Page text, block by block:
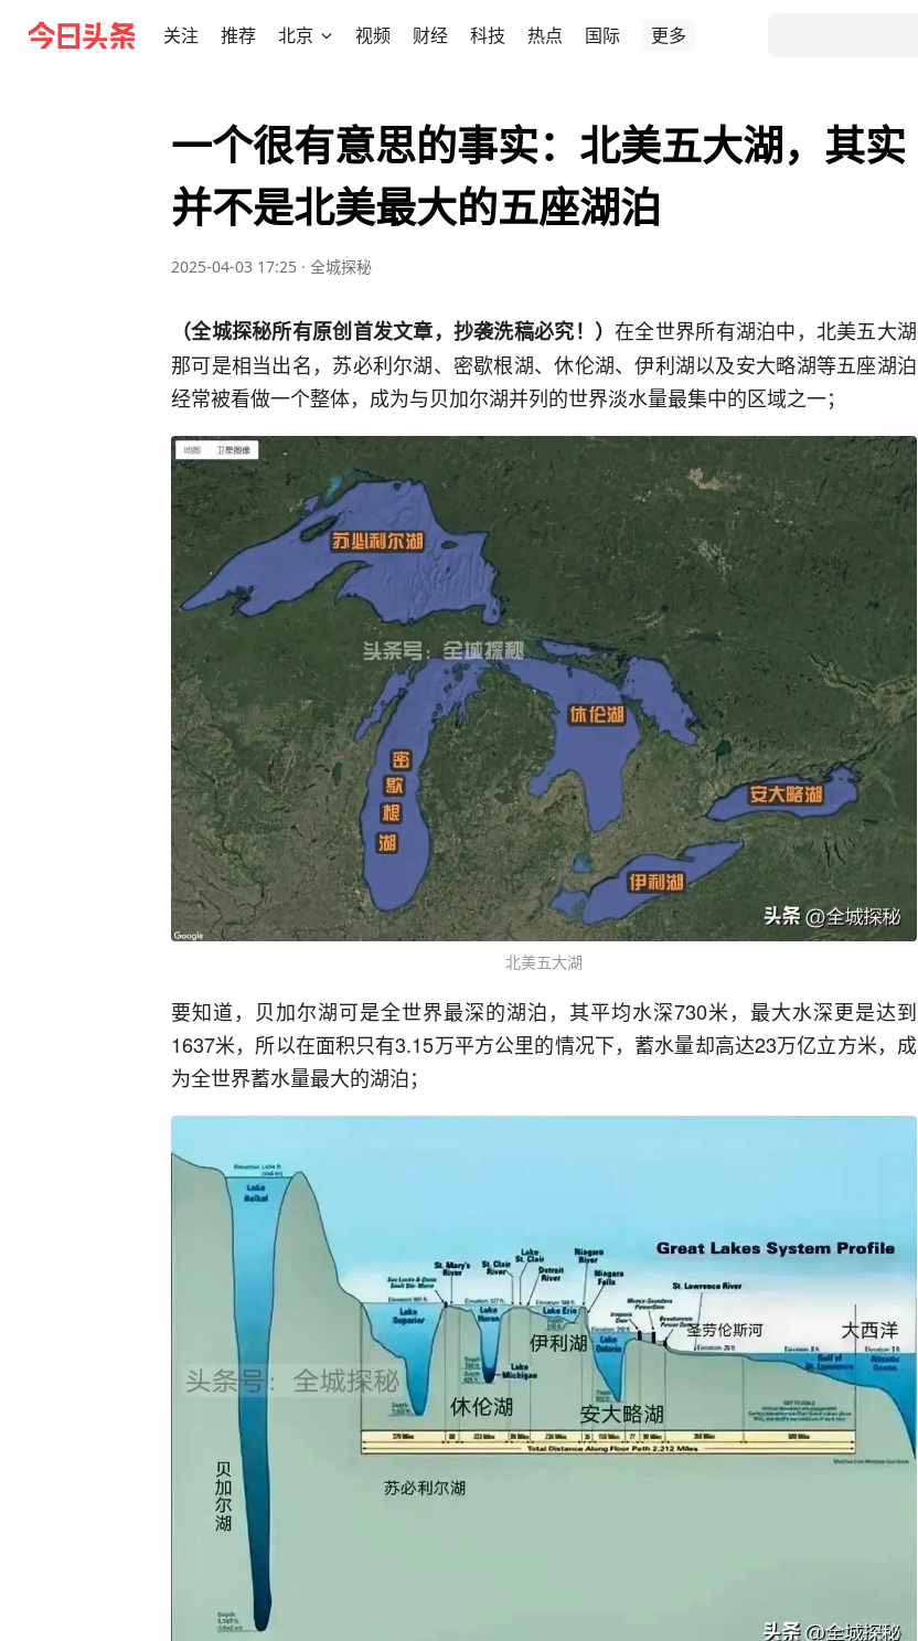
关注 推荐 北京 视频 财经 科技 热点 国际 更多
一个很有意思的事实：北美五大湖，其实
并不是北美最大的五座湖泊
2025-04-03 17:25 · 全城探秘
（全城探秘所有原创首发文章，抄袭洗稿必究！）在全世界所有湖泊中，北美五大湖
那可是相当出名，苏必利尔湖、密歇根湖、休伦湖、伊利湖以及安大略湖等五座湖泊
经常被看做一个整体，成为与贝加尔湖并列的世界淡水量最集中的区域之一；
北美五大湖
要知道，贝加尔湖可是全世界最深的湖泊，其平均水深730米，最大水深更是达到
1637米，所以在面积只有3.15万平方公里的情况下，蓄水量却高达23万亿立方米，成
为全世界蓄水量最大的湖泊；